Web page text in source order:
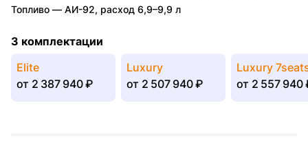
Топливо — АИ-92, расход 6,9–9,9 л
3 комплектации
Elite
от 2 387 940 ₽
Luxury
от 2 507 940 ₽
Luxury
от 2 557 940